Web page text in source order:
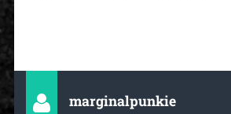
marginalpunkie